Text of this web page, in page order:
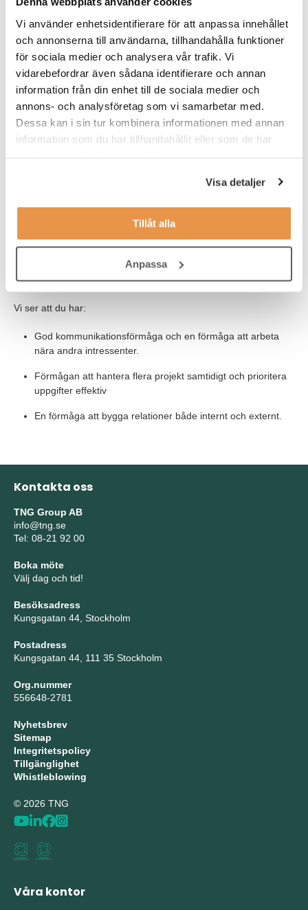
Vi använder enhetsidentifierare för att anpassa innehållet
och annonserna till användarna, tillhandahålla funktioner
för sociala medier och analysera vår trafik. Vi
vidarebefordrar även sådana identifierare och annan
information från din enhet till de sociala medier och
annons- och analysföretag som vi samarbetar med.
Dessa kan i sin tur kombinera informationen med annan
information som du har tillhandahållit eller som de har
Visa detaljer
Tillåt alla
Anpassa
du är anställd av oss (men vill du hellre arbeta som
underkonsult så går det också bra), och har din arbetsplats hos
någon av våra kunder.
Våra förväntningar
För att passa in i rollen behöver du ha några års dokumenterad
erfarenhet av att framgångsrikt leda tekniska projekt. Du är
självsäker inom ditt kompetensområde och har en stark önskan
Erfarenhet från process- och tillverkningsindustrin.
En passion för industri och förmågan att förstå eventuella
lösningar och deras konsekvenser.
Vi ser att du har:
God kommunikationsförmåga och en förmåga att arbeta
nära andra intressenter.
Förmågan att hantera flera projekt samtidigt och prioritera
uppgifter effektiv
En förmåga att bygga relationer både internt och externt.
Kontakta oss
TNG Group AB
info@tng.se
Tel: 08-21 92 00
Boka möte
Välj dag och tid!
Besöksadress
Kungsgatan 44, Stockholm
Postadress
Kungsgatan 44, 111 35 Stockholm
Org.nummer
556648-2781
Nyhetsbrev
Sitemap
Integritetspolicy
Tillgänglighet
Whistleblowing
© 2026 TNG
Våra kontor